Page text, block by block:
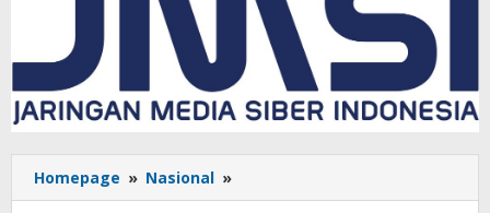
Homepage » Nasional »
Raharja